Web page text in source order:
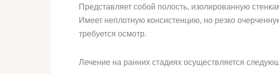
Представляет собой полость, изолированную
Имеет неплотную консистенцию, но резко
требуется осмотр.
Лечение на ранних стадиях осуществляется